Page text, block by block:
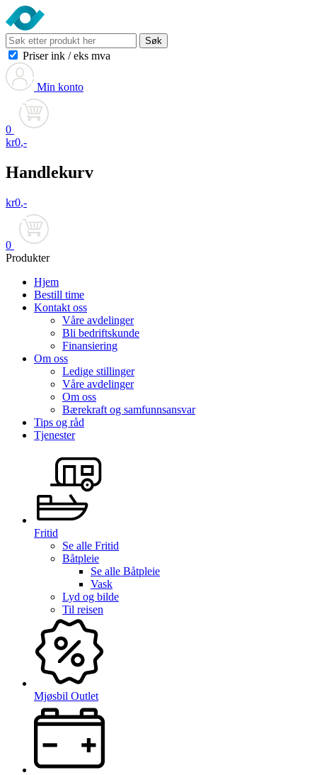
Søk
Priser ink / eks mva
Min konto
0
kr0,-
Handlekurv
kr0,-
0
Produkter
Hjem
Bestill time
Kontakt oss
Våre avdelinger
Bli bedriftskunde
Finansiering
Om oss
Ledige stillinger
Våre avdelinger
Om oss
Bærekraft og samfunnsansvar
Tips og råd
Tjenester
Fritid
Se alle Fritid
Båtpleie
Se alle Båtpleie
Vask
Lyd og bilde
Til reisen
Mjøsbil Outlet